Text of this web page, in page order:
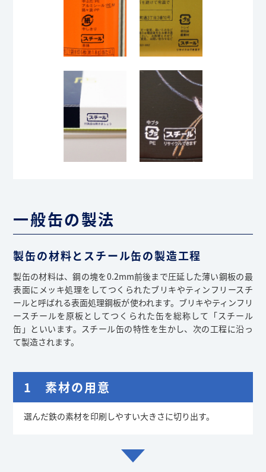
一般缶の製法
製缶の材料とスチール缶の製造工程
製缶の材料は、鋼の塊を0.2mm前後まで圧延した薄い鋼板の最
表面にメッキ処理をしてつくられたブリキやティンフリースチ
ールと呼ばれる表面処理鋼板が使われます。ブリキやティンフリ
ースチールを原板としてつくられた缶を総称して「スチール
缶」といいます。スチール缶の特性を生かし、次の工程に沿っ
て製造されます。
1 素材の用意
選んだ鉄の素材を印刷しやすい大きさに切り出す。